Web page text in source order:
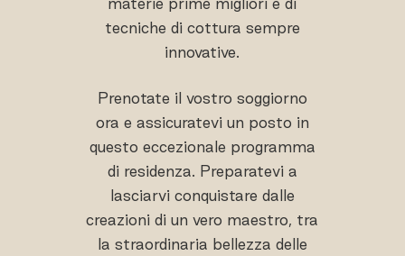
tecniche di cottura sempre
innovative.
Prenotate il vostro soggiorno
ora e assicuratevi un posto in
questo eccezionale programma
di residenza. Preparatevi a
lasciarvi conquistare dalle
creazioni di un vero maestro, tra
la straordinaria bellezza delle